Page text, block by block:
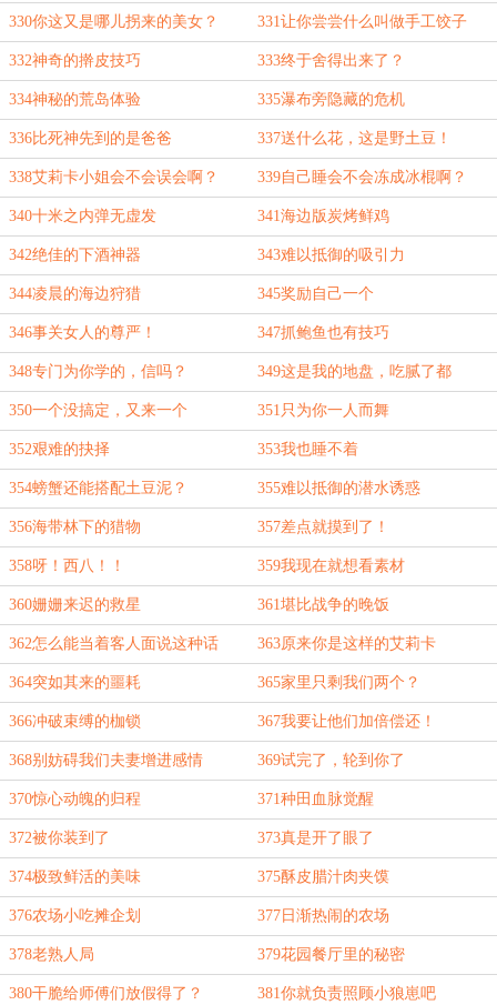
330你这又是哪儿拐来的美女？ 331让你尝尝什么叫做手工饺子
332神奇的擀皮技巧 333终于舍得出来了？
334神秘的荒岛体验 335瀑布旁隐藏的危机
336比死神先到的是爸爸 337送什么花，这是野土豆！
338艾莉卡小姐会不会误会啊？ 339自己睡会不会冻成冰棍啊？
340十米之内弹无虚发 341海边版炭烤鲜鸡
342绝佳的下酒神器 343难以抵御的吸引力
344凌晨的海边狩猎 345奖励自己一个
346事关女人的尊严！ 347抓鲍鱼也有技巧
348专门为你学的，信吗？ 349这是我的地盘，吃腻了都
350一个没搞定，又来一个 351只为你一人而舞
352艰难的抉择 353我也睡不着
354螃蟹还能搭配土豆泥？ 355难以抵御的潜水诱惑
356海带林下的猎物 357差点就摸到了！
358呀！西八！！ 359我现在就想看素材
360姗姗来迟的救星 361堪比战争的晚饭
362怎么能当着客人面说这种话 363原来你是这样的艾莉卡
364突如其来的噩耗 365家里只剩我们两个？
366冲破束缚的枷锁 367我要让他们加倍偿还！
368别妨碍我们夫妻增进感情 369试完了，轮到你了
370惊心动魄的归程 371种田血脉觉醒
372被你装到了 373真是开了眼了
374极致鲜活的美味 375酥皮腊汁肉夹馍
376农场小吃摊企划 377日渐热闹的农场
378老熟人局 379花园餐厅里的秘密
380干脆给师傅们放假得了？ 381你就负责照顾小狼崽吧